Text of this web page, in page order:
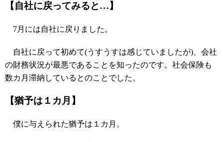
【自社に戻ってみると…】
7月には自社に戻りました。
自社に戻って初めて(うすうすは感じていましたが)、会社
の財務状況が最悪であることを知ったのです。社会保険も
数カ月滞納しているとのことでした。
【猶予は１カ月】
僕に与えられた猶予は１カ月。